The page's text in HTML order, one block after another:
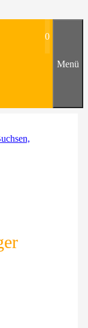
0
Menü